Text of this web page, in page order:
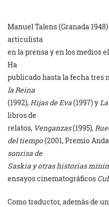
Manuel Talens (Granada
articulista
en la prensa y en los medios
Ha
publicado hasta la fecha tres
la Reina
(1992),Hijas de Eva(1997) y
libros de
relatos, Venganzas(1995),
del tiempo(2001, Premio
sonrisa de
Saskia y otras historias
ensayos cinematográficos
Como traductor, además de